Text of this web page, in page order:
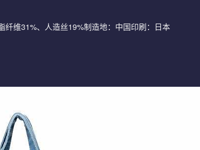
维31%、人造丝19%制造地：中国印刷：日本